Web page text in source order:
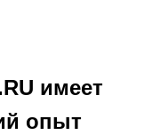
имеет
опыт